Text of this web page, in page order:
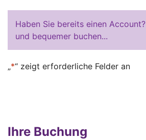
Haben Sie bereits einen Account?
und bequemer buchen...
„*“ zeigt erforderliche Felder an
Ihre Buchung